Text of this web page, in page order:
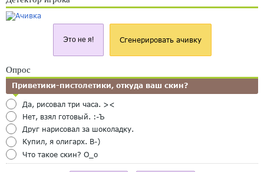
Это не я! Сгенерировать ачивку
Опрос
Приветики-пистолетики, откуда ваш скин?
Да, рисовал три часа. ><
Нет, взял готовый. :-Ъ
Друг нарисовал за шоколадку.
Купил, я олигарх. B-)
Что такое скин? O_o